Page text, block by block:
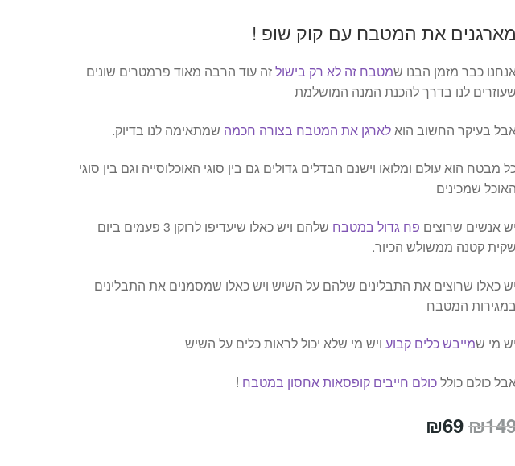
מארגנים את המטבח עם קוק שופ !
כבר מזמן הבנו שמטבח זה לא רק בישולזה עוד הרבה מאוד פרמטרים שונים
שעוזרים לנו בדרך להכנת המנה המושלמת
בעיקר החשוב הואלארגן את המטבח בצורה חכמה שמתאימה לנו בדיוק.
מבטח הוא עולם ומלואו וישנם הבדלים גדולים גם בין סוגי האוכלוסייה וגם בין סוגי
האוכל שמכינים
יש אנשים שרוצים פח גדול במטבח
שלהם ויש כאלו שיעדיפו לרוקן 3 פעמים ביום
שקית קטנה ממשולש הכיור.
יש כאלו שרוצים את התבלינים שלהם על השיש ויש כאלו שמסמנים את התבלינים
במגירות המטבח
יש מי שמייבש כלים קבוע ויש מי שלא יכול לראות כלים על השיש
כולם כוללכולם חייבים קופסאות אחסון במטבח !
₪המחיר
₪69